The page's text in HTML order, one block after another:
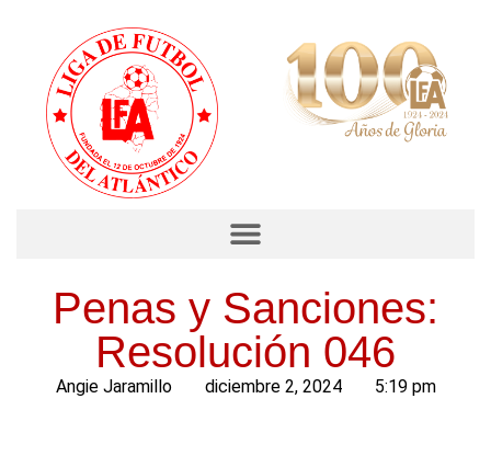
Penas y Sanciones:
Resolución 046
Angie Jaramillo diciembre 2, 2024 5:19 pm